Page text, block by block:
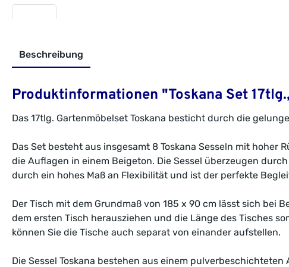
Beschreibung
Produktinformationen "Toskana Set
Das 17tlg. Gartenmöbelset Toskana besticht durch die
Das Set besteht aus insgesamt 8 Toskana Sesseln mit hoher
die Auflagen in einem Beigeton. Die Sessel überzeugen
durch ein hohes Maß an Flexibilität und ist der perfekte
Der Tisch mit dem Grundmaß von 185 x 90 cm lässt sich bei
dem ersten Tisch herausziehen und die Länge des Tisches
können Sie die Tische auch separat von einander aufstellen.
Die Sessel Toskana bestehen aus einem